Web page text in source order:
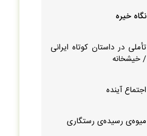
نگاه خیره
تأملی در داستان کوتاه ایرانی
/ خیشخانه
اجتماع آینده
میوه‌‏ی رسیده‌‏ی رستگاری